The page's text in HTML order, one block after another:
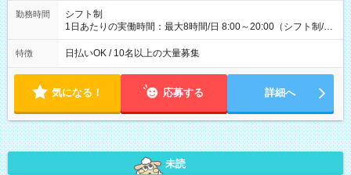
勤務時間
シフト制
1日あたりの実働時間：最大8時間/日 8:00～20:00（シフト制/実
働8時間） ※週5日勤務（場所次第では週4も有り） ※配達状況
によって時間外での勤務可能性有り ※案件により多少の前後あ
特徴 日払いOK / 10名以上の大量募集
気になる！ 応募する 詳細へ
未読